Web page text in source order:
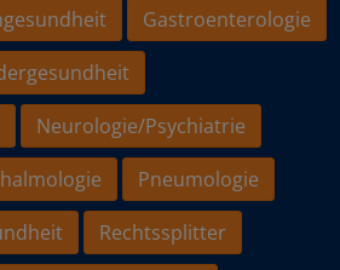
Gastroenterologie
Neurologie/Psychiatrie
Pneumologie
Rechtssplitter